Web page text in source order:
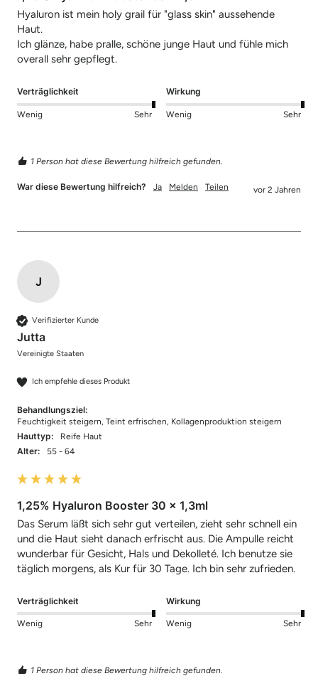
Hyaluron ist mein holy grail für "glass skin" aussehende
Haut.
Ich glänze, habe pralle, schöne junge Haut und fühle mich
overall sehr gepflegt.
Verträglichkeit
Wenig Sehr
Wirkung
Wenig Sehr
1 Person hat diese Bewertung hilfreich gefunden.
War diese Bewertung hilfreich? Ja Melden Teilen vor 2 Jahren
J
Verifizierter Kunde
Jutta
Vereinigte Staaten
Ich empfehle dieses Produkt
Behandlungsziel:
Feuchtigkeit steigern, Teint erfrischen, Kollagenproduktion steigern
Hauttyp: Reife Haut
Alter: 55 - 64
1,25% Hyaluron Booster 30 x 1,3ml
Das Serum läßt sich sehr gut verteilen, zieht sehr schnell ein
und die Haut sieht danach erfrischt aus. Die Ampulle reicht
wunderbar für Gesicht, Hals und Dekolleté. Ich benutze sie
täglich morgens, als Kur für 30 Tage. Ich bin sehr zufrieden.
Verträglichkeit
Wenig Sehr
Wirkung
Wenig Sehr
1 Person hat diese Bewertung hilfreich gefunden.